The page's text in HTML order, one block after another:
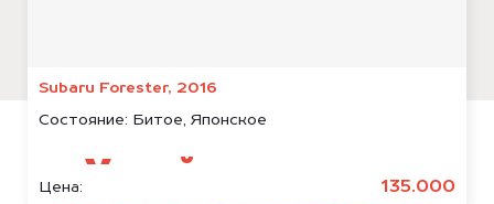
Subaru Forester, 2016
Состояние: Битое, Японское
Цена: 135.000
Узнай стоимость